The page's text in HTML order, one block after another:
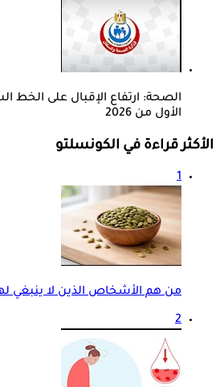
الأول من 2026
الأكثر قراءة في الكونسلتو
1
من هم الأشخاص الذين لا ينبغي
2